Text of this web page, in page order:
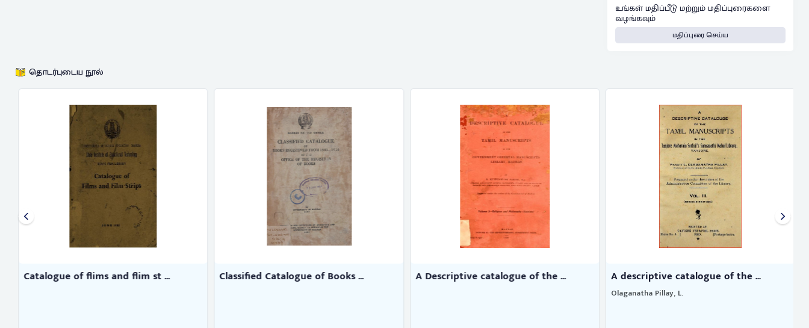
உங்கள் மதிப்பீடு மற்றும் மதிப்புரைகளை
வழங்கவும்
மதிப்புரை செய்ய
தொடர்புடைய நூல்
Catalogue of flims and flim st ... Classified Catalogue of Books ... A Descriptive catalogue of the ... A descriptive catalogue of the ...
Olaganatha Pillay, L.